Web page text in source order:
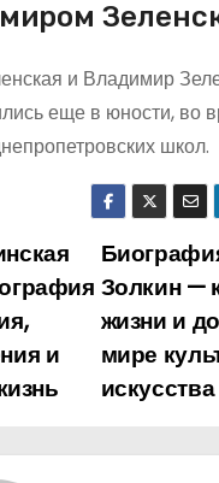
и Владимир
еще в юности, во
школ.
Золкин —
жизни и
мире
искусства
и